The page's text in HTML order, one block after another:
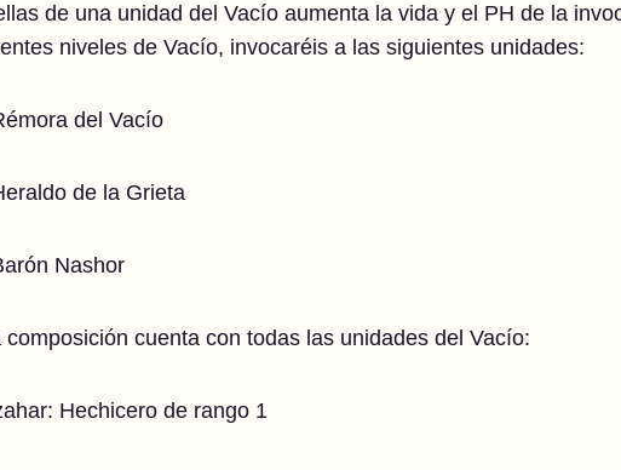
de una unidad del Vacío aumenta la vida y el PH de la
niveles de Vacío, invocaréis a las siguientes unidades:
del Vacío
de la Grieta
Nashor
composición cuenta con todas las unidades del Vacío:
Hechicero de rango 1